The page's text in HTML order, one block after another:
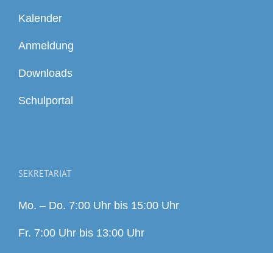
Kalender
Anmeldung
Downloads
Schulportal
SEKRETARIAT
Mo. – Do. 7:00 Uhr bis 15:00 Uhr
Fr. 7:00 Uhr bis 13:00 Uhr